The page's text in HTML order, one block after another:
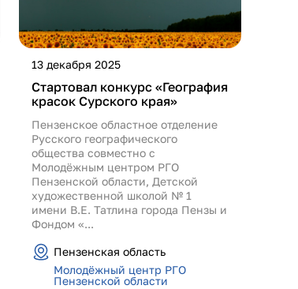
13 декабря 2025
Стартовал конкурс «География
красок Сурского края»
Пензенское областное отделение
Русского географического
общества совместно с
Молодёжным центром РГО
Пензенской области, Детской
художественной школой № 1
имени В.Е. Татлина города Пензы и
Фондом «...
Пензенская область
Молодёжный центр РГО
Пензенской области